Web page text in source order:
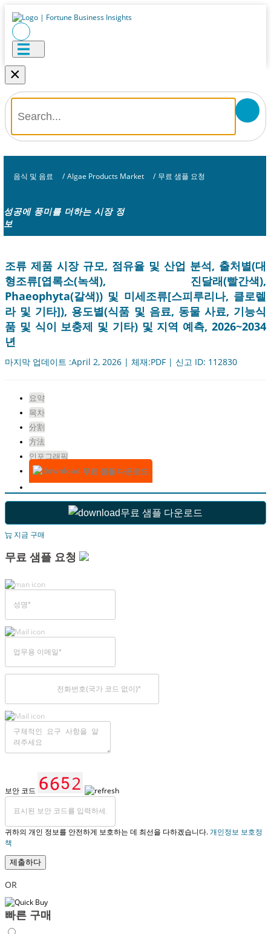
×
음식 및 음료 / Algae Products Market / 무료 샘플 요청
성공에 풍미를 더하는 시장 정
보
조류 제품 시장 규모, 점유율 및 산업 분석, 출처별(대
형조류[엽록소(녹색), 진달래(빨간색),
Phaeophyta(갈색)) 및 미세조류[스피루리나, 클로렐
라 및 기타]), 용도별(식품 및 음료, 동물 사료, 기능식
품 및 식이 보충제 및 기타) 및 지역 예측, 2026~2034
년
마지막 업데이트 :April 2, 2026 | 체재:PDF | 신고 ID: 112830
요약
목차
分割
方法
인포그래픽
무료 샘플 다운로드
무료 샘플 다운로드
지금 구매
무료 샘플 요청
보안 코드
귀하의 개인 정보를 안전하게 보호하는 데 최선을 다하겠습니다.개인정보 보호정
책
제출하다
OR
빠른 구매